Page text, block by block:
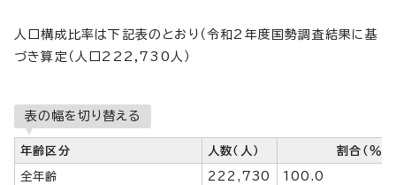
人口構成比率は下記表のとおり（令和2年度国勢調査結果に基
づき算定（人口222,730人）
表の幅を切り替える
年齢区分 人数（人） 割合（％）
全年齢 222,730 100.0